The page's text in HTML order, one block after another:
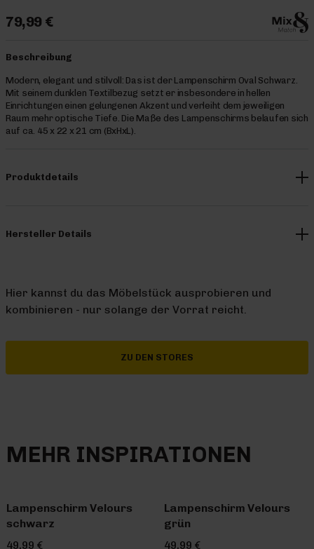
79,99 €
Beschreibung
Modern, elegant und stilvoll: Das ist der Lampenschirm Oval Schwarz.
Mit seinem dunklen Textilbezug setzt er insbesondere in hellen
Einrichtungen einen gelungenen Akzent und verleiht dem jeweiligen
Raum mehr optische Tiefe. Die Maße des Lampenschirms belaufen sich
auf ca. 45 x 22 x 21 cm (BxHxL).
Produktdetails
Hersteller Details
Hier kannst du das Möbelstück ausprobieren und
kombinieren - nur solange der Vorrat reicht.
ZU DEN STORES
MEHR INSPIRATIONEN
Lampenschirm Velours
schwarz
49,99 €
Lampenschirm Velours
grün
49,99 €